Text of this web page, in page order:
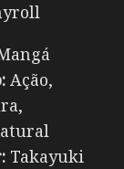
Ação,
Takayuki